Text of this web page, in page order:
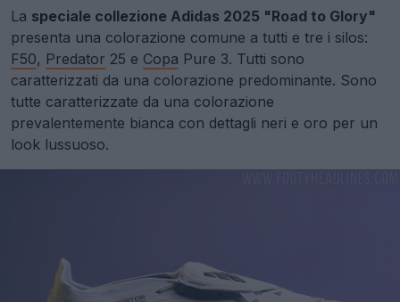
La speciale collezione Adidas 2025 "Road to Glory"
presenta una colorazione comune a tutti e tre i silos:
F50, Predator 25 e Copa Pure 3. Tutti sono
caratterizzati da una colorazione predominante. Sono
tutte caratterizzate da una colorazione
prevalentemente bianca con dettagli neri e oro per un
look lussuoso.